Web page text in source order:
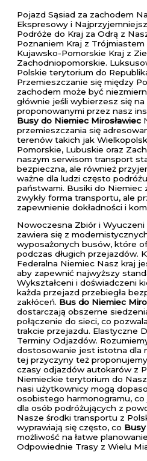
Pojazd Sąsiad za zachodem
Ekspresowy i
Podróże do Kraj za Odrą z
Poznaniem Kraj z
Kujawsko-Pomorskie Kraj z
Zachodniopomorskie.
Polskie terytorium do
Przemieszczanie się między
zachodem może być
głównie jeśli wybierzesz się
proponowanymi przez nasz
Busy do Niemiec Mirosławiec
przemieszczania się
terenów takich jak
Pomorskie, Lubuskie oraz
naszym serwisom transport
bezpieczna, ale również
ważne dla ludzi często
państwami. Busiki do Niemiec
zwykły forma transportu, ale
zapewnienie dokładności i
Nowoczesna Zbiór i
zawiera się z
wyposażonych busów, które
podczas długich przejazdów.
Federalna Niemiec Nasz kraj
aby zapewnić najwyższy
Wykształceni i doświadczeni
każda przejazd przebiegła
zakłóceń. Bus do Niemiec
dostarczają obszerne
połączenie do sieci, co
trakcie przejazdu. Elastyczne
Terminy Odjazdów.
dostosowanie jest istotna dla
tej przyczyny też
czasy odjazdów autokarów z
Niemieckie terytorium do
nasi użytkownicy mogą
osobistego harmonogramu,
dla osób podróżujących z
Nasze środki transportu z
wyprawiają się często, co
możliwość na łatwe
Odpowiednie Trasy z Wielu